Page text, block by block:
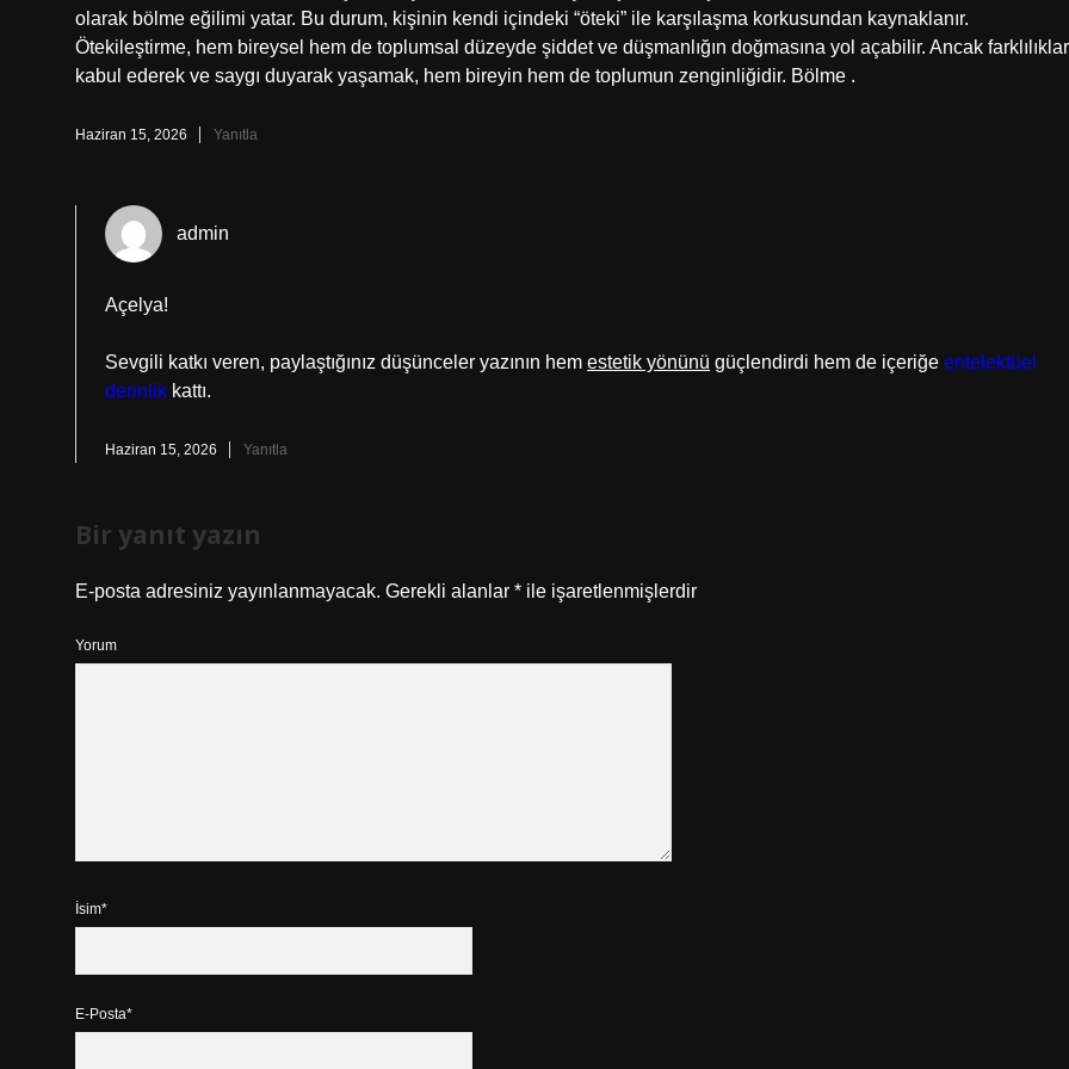
olarak bölme eğilimi yatar. Bu durum, kişinin kendi içindeki “öteki” ile karşılaşma korkusundan kaynaklanır.
Ötekileştirme, hem bireysel hem de toplumsal düzeyde şiddet ve düşmanlığın doğmasına yol açabilir. Ancak
kabul ederek ve saygı duyarak yaşamak, hem bireyin hem de toplumun zenginliğidir. Bölme .
Haziran 15, 2026 Yanıtla
admin
Açelya!
Sevgili katkı veren, paylaştığınız düşünceler yazının hem estetik yönünü güçlendirdi hem de içeriğe entelektüel
derinlik kattı.
Haziran 15, 2026 Yanıtla
Bir yanıt yazın
E-posta adresiniz yayınlanmayacak. Gerekli alanlar * ile işaretlenmişlerdir
Yorum
İsim*
E-Posta*